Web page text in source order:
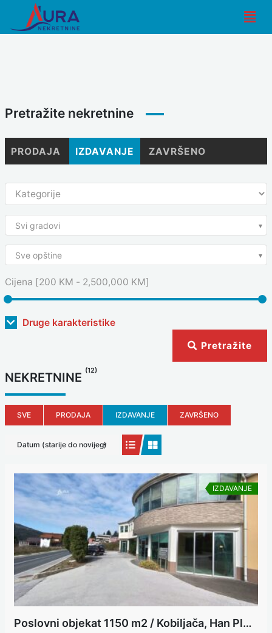
content
Pretražite nekretnine
PRODAJA IZDAVANJE ZAVRŠENO
Svi gradovi
Sve opštine
Cijena [200 KM - 2,500,000 KM]
Druge karakteristike
Pretražite
NEKRETNINE (12)
SVE PRODAJA IZDAVANJE ZAVRŠENO
Datum (starije do novijeg)
IZDAVANJE
Poslovni objekat 1150 m2 / Kobiljača, Han Ploča